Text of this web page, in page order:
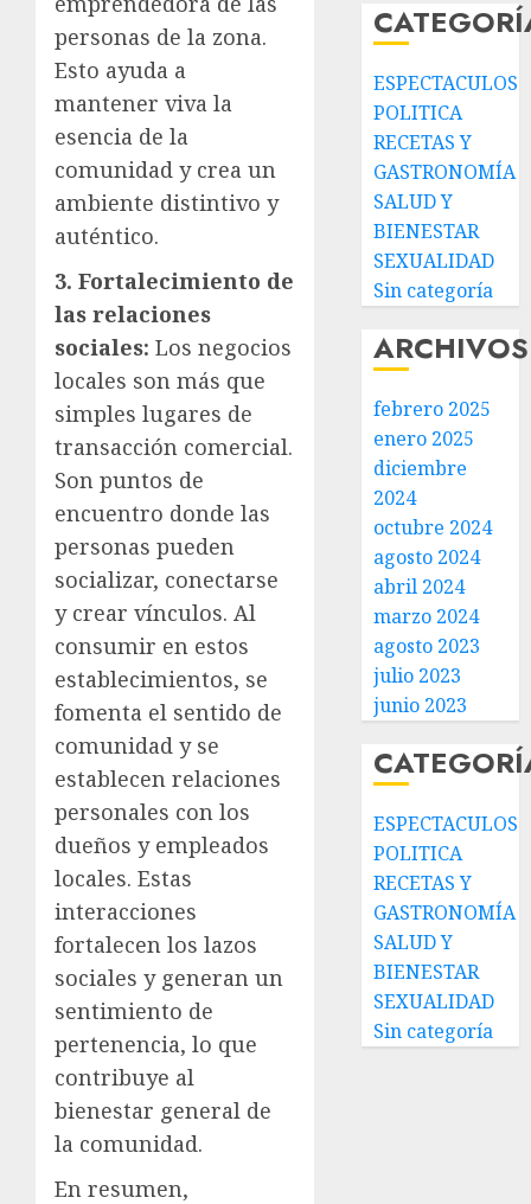
personas de la zona.
Esto ayuda a
mantener viva la
esencia de la
comunidad y crea un
ambiente distintivo y
auténtico.
3. Fortalecimiento de
las relaciones
sociales: Los negocios
locales son más que
simples lugares de
transacción comercial.
Son puntos de
encuentro donde las
personas pueden
socializar, conectarse
y crear vínculos. Al
consumir en estos
establecimientos, se
fomenta el sentido de
comunidad y se
establecen relaciones
personales con los
dueños y empleados
locales. Estas
interacciones
fortalecen los lazos
sociales y generan un
sentimiento de
pertenencia, lo que
contribuye al
bienestar general de
la comunidad.
En resumen,
ESPECTACULOS
POLITICA
RECETAS Y
GASTRONOMÍA
SALUD Y
BIENESTAR
SEXUALIDAD
Sin categoría
ARCHIVOS
febrero 2025
enero 2025
diciembre
2024
octubre 2024
agosto 2024
abril 2024
marzo 2024
agosto 2023
julio 2023
junio 2023
ESPECTACULOS
POLITICA
RECETAS Y
GASTRONOMÍA
SALUD Y
BIENESTAR
SEXUALIDAD
Sin categoría